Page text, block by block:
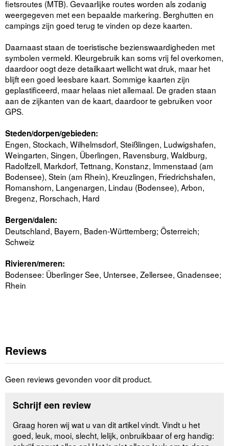
fietsroutes (MTB). Gevaarlijke routes worden als zodanig
weergegeven met een bepaalde markering. Berghutten en
campings zijn goed terug te vinden op deze kaarten.
Daarnaast staan de toeristische bezienswaardigheden met
symbolen vermeld. Kleurgebruik kan soms vrij fel overkomen,
daardoor oogt deze detailkaart wellicht wat druk, maar het
blijft een goed leesbare kaart. Sommige kaarten zijn
geplastificeerd, maar helaas niet allemaal. De graden staan
aan de zijkanten van de kaart, daardoor te gebruiken voor
GPS.
Steden/dorpen/gebieden:
Engen, Stockach, Wilhelmsdorf, Steißlingen, Ludwigshafen,
Weingarten, Singen, Überlingen, Ravensburg, Waldburg,
Radolfzell, Markdorf, Tettnang, Konstanz, Immenstaad (am
Bodensee), Stein (am Rhein), Kreuzlingen, Friedrichshafen,
Romanshorn, Langenargen, Lindau (Bodensee), Arbon,
Bregenz, Rorschach, Hard
Bergen/dalen:
Deutschland, Bayern, Baden-Württemberg; Österreich;
Schweiz
Rivieren/meren:
Bodensee: Überlinger See, Untersee, Zellersee, Gnadensee;
Rhein
Reviews
Geen reviews gevonden voor dit product.
Schrijf een review
Graag horen wij wat u van dit artikel vindt. Vindt u het
goed, leuk, mooi, slecht, lelijk, onbruikbaar of erg handig: